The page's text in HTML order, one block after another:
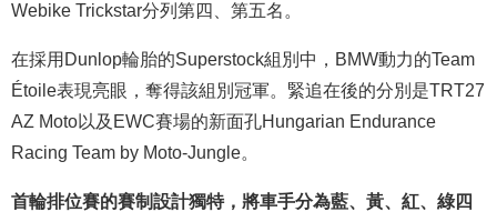
Webike Trickstar分列第四、第五名。
在採用Dunlop輪胎的Superstock組別中，BMW動力的Team
Étoile表現亮眼，奪得該組別冠軍。緊追在後的分別是TRT27
AZ Moto以及EWC賽場的新面孔Hungarian Endurance
Racing Team by Moto-Jungle。
首輪排位賽的賽制設計獨特，將車手分為藍、黃、紅、綠四